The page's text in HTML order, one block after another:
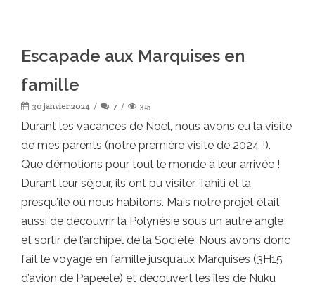
Escapade aux Marquises en
famille
30 janvier 2024 7 315
Durant les vacances de Noël, nous avons eu la visite
de mes parents (notre première visite de 2024 !).
Que d’émotions pour tout le monde à leur arrivée !
Durant leur séjour, ils ont pu visiter Tahiti et la
presqu’île où nous habitons. Mais notre projet était
aussi de découvrir la Polynésie sous un autre angle
et sortir de l’archipel de la Société. Nous avons donc
fait le voyage en famille jusqu’aux Marquises (3H15
d’avion de Papeete) et découvert les îles de Nuku